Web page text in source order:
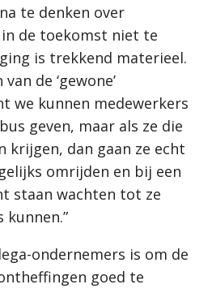
te denken over
de toekomst niet te
is trekkend materieel.
de ‘gewone’
we kunnen medewerkers
geven, maar als ze die
krijgen, dan gaan ze echt
omrijden en bij een
staan wachten tot ze
kunnen.”
ondernemers is om de
goed te